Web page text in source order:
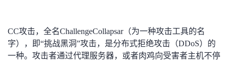
的
我
CC攻击，全名ChallengeCollapsar（为一种攻击工具的名
字），即“挑战黑洞”攻击，是分布式拒绝攻击（DDoS）的
一种。攻击者通过代理服务器，或者肉鸡向受害者主机不停